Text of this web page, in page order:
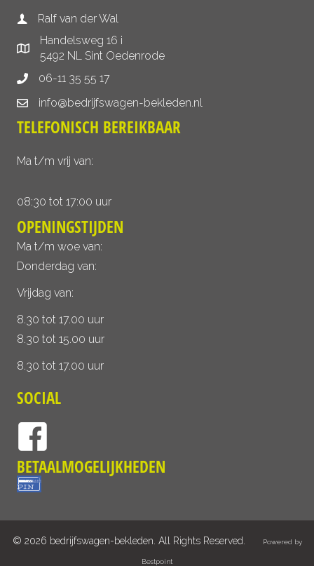
Ralf van der Wal
Handelsweg 16 i
5492 NL Sint Oedenrode
06-11 35 55 17
info@bedrijfswagen-bekleden.nl
TELEFONISCH BEREIKBAAR
Ma t/m vrij van:
08:30 tot 17:00 uur
OPENINGSTIJDEN
Ma t/m woe van:
Donderdag van:
Vrijdag van:
8.30 tot 17.00 uur
8.30 tot 15.00 uur
8.30 tot 17.00 uur
SOCIAL
BETAALMOGELIJKHEDEN
© 2026 bedrijfswagen-bekleden. All Rights Reserved. Powered by
Bestpoint